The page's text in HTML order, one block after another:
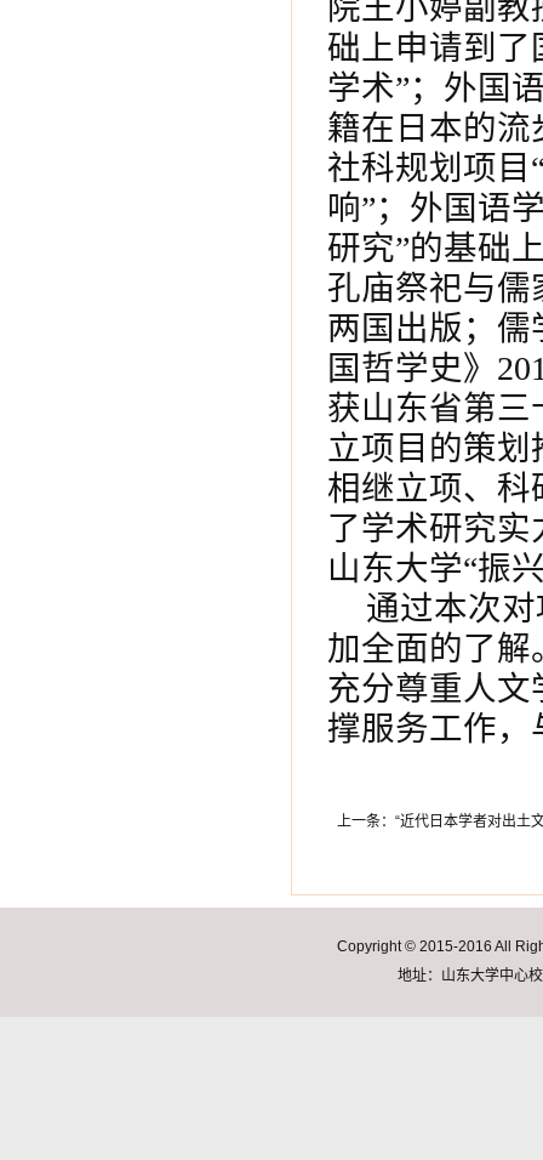
础上申请到了
学术”；外国
籍在日本的流
社科规划项目
响”；外国语
研究”的基础
孔庙祭祀与儒
两国出版；
国哲学史》
获山东省第
立项目的策
相继立项、
了学术研究
山东大学“振
通过本次
加全面的了
充分尊重人
撑服务工作，
上一条： “近代日本学者对出土
Copyright © 2015-2016 All
地址：山东大学中心